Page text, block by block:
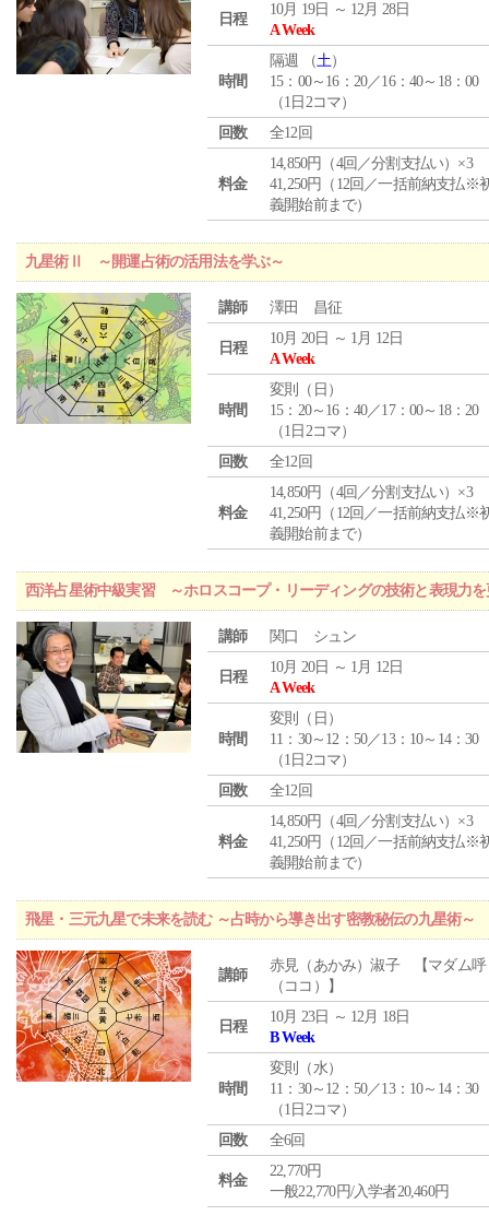
日程
10月 19日 ～ 12月 28日
A Week
時間
隔週 （土）
15：00～16：20／16：40～18：00
（1日2コマ）
回数
全12回
料金
14,850円（4回／分割支払い）×3
41,250円（12回／一括前納支払※
義開始前まで）
九星術Ⅱ ～開運占術の活用法を学ぶ～
講師 澤田 昌征
日程
10月 20日 ～ 1月 12日
A Week
時間
変則（日）
15：20～16：40／17：00～18：20
（1日2コマ）
回数
全12回
料金
14,850円（4回／分割支払い）×3
41,250円（12回／一括前納支払※
義開始前まで）
西洋占星術中級実習 ～ホロスコープ・リーディングの技術と表現力
講師 関口 シュン
日程
10月 20日 ～ 1月 12日
A Week
時間
変則（日）
11：30～12：50／13：10～14：30
（1日2コマ）
回数
全12回
料金
14,850円（4回／分割支払い）×3
41,250円（12回／一括前納支払※
義開始前まで）
飛星・三元九星で未来を読む ～占時から導き出す密教秘伝の九星術～
講師
赤見（あかみ）淑子 【マダム呼
（ココ）】
日程
10月 23日 ～ 12月 18日
B Week
時間
変則（水）
11：30～12：50／13：10～14：30
（1日2コマ）
回数
全6回
料金
22,770円
一般22,770円/入学者20,460円